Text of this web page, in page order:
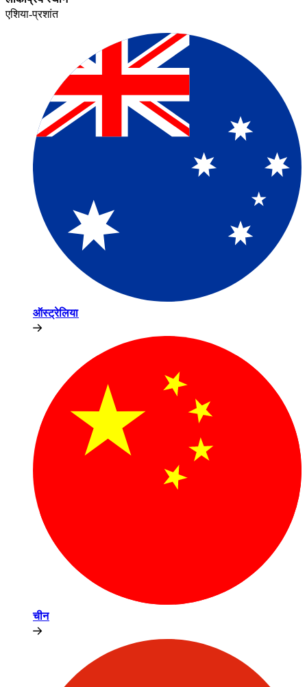
एशिया-प्रशांत​​
ऑस्ट्रेलिया​​
चीन​​